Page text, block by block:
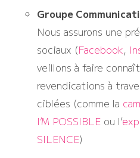
Groupe
Nous assurons une
sociaux (Facebook,
veillons à faire
revendications à
ciblées (comme la
I’M POSSIBLE ou l’
SILENCE)